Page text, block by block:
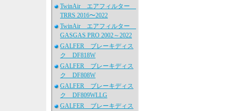
TwinAir エアフィルター
TRRS 2016〜2022
TwinAir エアフィルター
GASGAS PRO 2002～2022
GALFER ブレーキディス
ク DF818W
GALFER ブレーキディス
ク DF808W
GALFER ブレーキディス
ク DF809WLLG
GALFER ブレーキディス